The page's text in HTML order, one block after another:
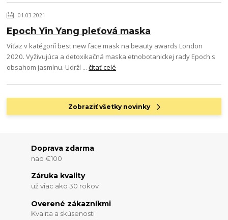
01.03.2021
Epoch Yin Yang pleťová maska
Víťaz v katégoríí best new face mask na beauty awards London
2020. Vyživujúca a detoxikačná maska etnobotanickej rady Epoch s
obsahom jasmínu. Udrží ...čítať celé
Zobraziť všetky novinky
Doprava zdarma
nad €100
Záruka kvality
už viac ako 30 rokov
Overené zákazníkmi
Kvalita a skúsenosti